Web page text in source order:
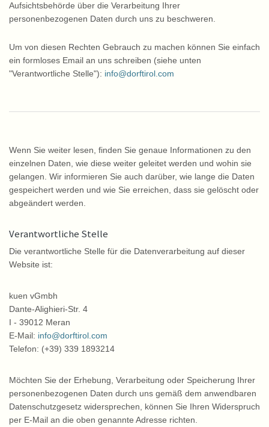
Aufsichtsbehörde über die Verarbeitung Ihrer
personenbezogenen Daten durch uns zu beschweren.
Um von diesen Rechten Gebrauch zu machen können Sie einfach
ein formloses Email an uns schreiben (siehe unten
"Verantwortliche Stelle"): info@dorftirol.com
Wenn Sie weiter lesen, finden Sie genaue Informationen zu den
einzelnen Daten, wie diese weiter geleitet werden und wohin sie
gelangen. Wir informieren Sie auch darüber, wie lange die Daten
gespeichert werden und wie Sie erreichen, dass sie gelöscht oder
abgeändert werden.
Verantwortliche Stelle
Die verantwortliche Stelle für die Datenverarbeitung auf dieser
Website ist:
kuen vGmbh
Dante-Alighieri-Str. 4
I - 39012 Meran
E-Mail: info@dorftirol.com
Telefon: (+39) 339 1893214
Möchten Sie der Erhebung, Verarbeitung oder Speicherung Ihrer
personenbezogenen Daten durch uns gemäß dem anwendbaren
Datenschutzgesetz widersprechen, können Sie Ihren Widerspruch
per E-Mail an die oben genannte Adresse richten.